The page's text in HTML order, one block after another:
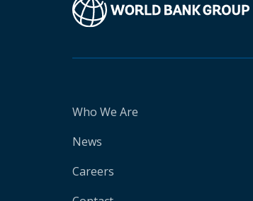
Who We Are
News
Careers